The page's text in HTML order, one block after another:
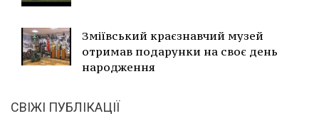
Зміївський краєзнавчий музей
отримав подарунки на своє день
народження
СВІЖІ ПУБЛІКАЦІЇ